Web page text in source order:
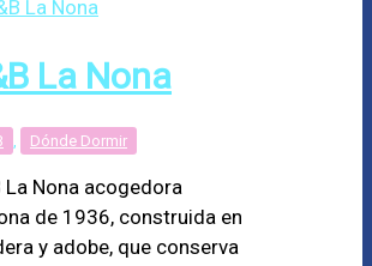
La Nona
Dónde Dormir
La Nona acogedora
de 1936, construida en
y adobe, que conserva